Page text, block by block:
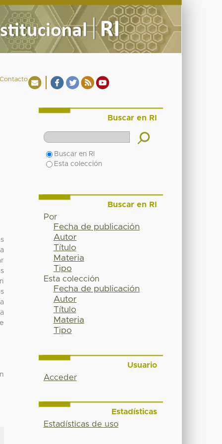
Buscar en RI
Buscar en RI
Esta colección
Buscar en RI
Por
Fecha de publicación
Autor
Título
Materia
Tipo
Esta colección
Fecha de publicación
Autor
Título
Materia
Tipo
Usuario
Acceder
Estadísticas
Estadísticas de uso